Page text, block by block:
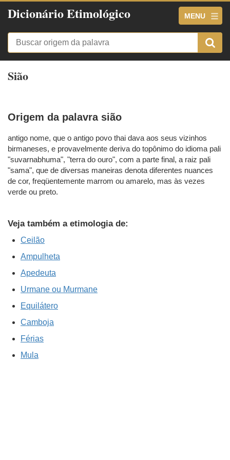
Dicionário Etimológico MENU
Sião
Origem da palavra sião
antigo nome, que o antigo povo thai dava aos seus vizinhos
birmaneses, e provavelmente deriva do topônimo do idioma pali
"suvarnabhuma", "terra do ouro", com a parte final, a raiz pali
"sama", que de diversas maneiras denota diferentes nuances
de cor, freqüentemente marrom ou amarelo, mas às vezes
verde ou preto.
Veja também a etimologia de:
Ceilão
Ampulheta
Apedeuta
Urmane ou Murmane
Equilátero
Camboja
Férias
Mula